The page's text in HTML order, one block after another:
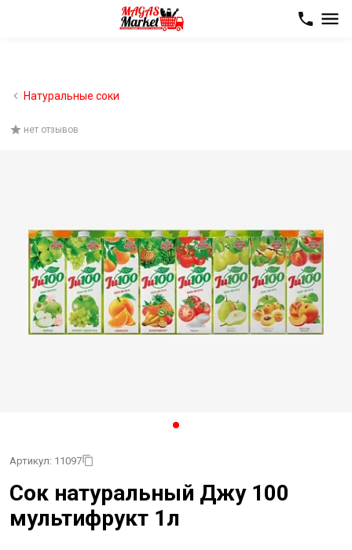
Натуральные соки
нет отзывов
Артикул: 11097
Сок натуральный Джу 100
мультифрукт 1л